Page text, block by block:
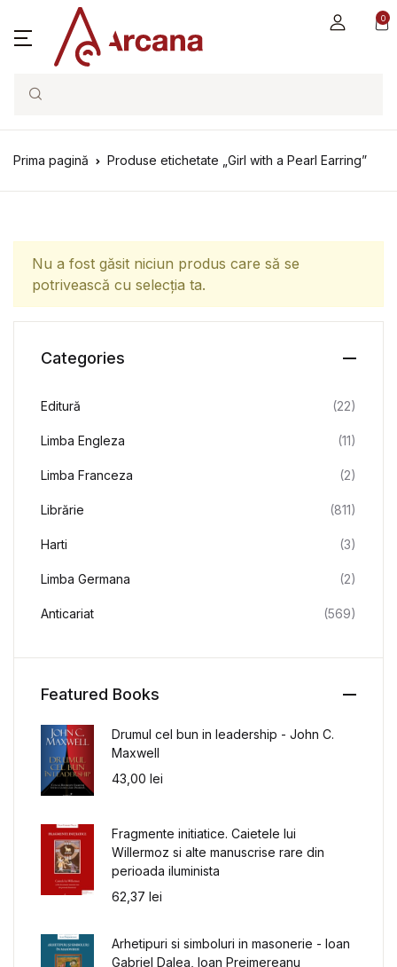
0
Search
Prima pagină Produse etichetate „Girl with a Pearl Earring”
Nu a fost găsit niciun produs care să se
potrivească cu selecția ta.
Categories
Editură (22)
Limba Engleza (11)
Limba Franceza (2)
Librărie (811)
Harti (3)
Limba Germana (2)
Anticariat (569)
Featured Books
Drumul cel bun in leadership - John C.
Maxwell
43,00 lei
Fragmente initiatice. Caietele lui
Willermoz si alte manuscrise rare din
perioada iluminista
62,37 lei
Arhetipuri si simboluri in masonerie - Ioan
Gabriel Dalea, Ioan Prejmereanu